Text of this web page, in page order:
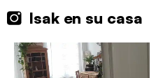
Isak en su casa